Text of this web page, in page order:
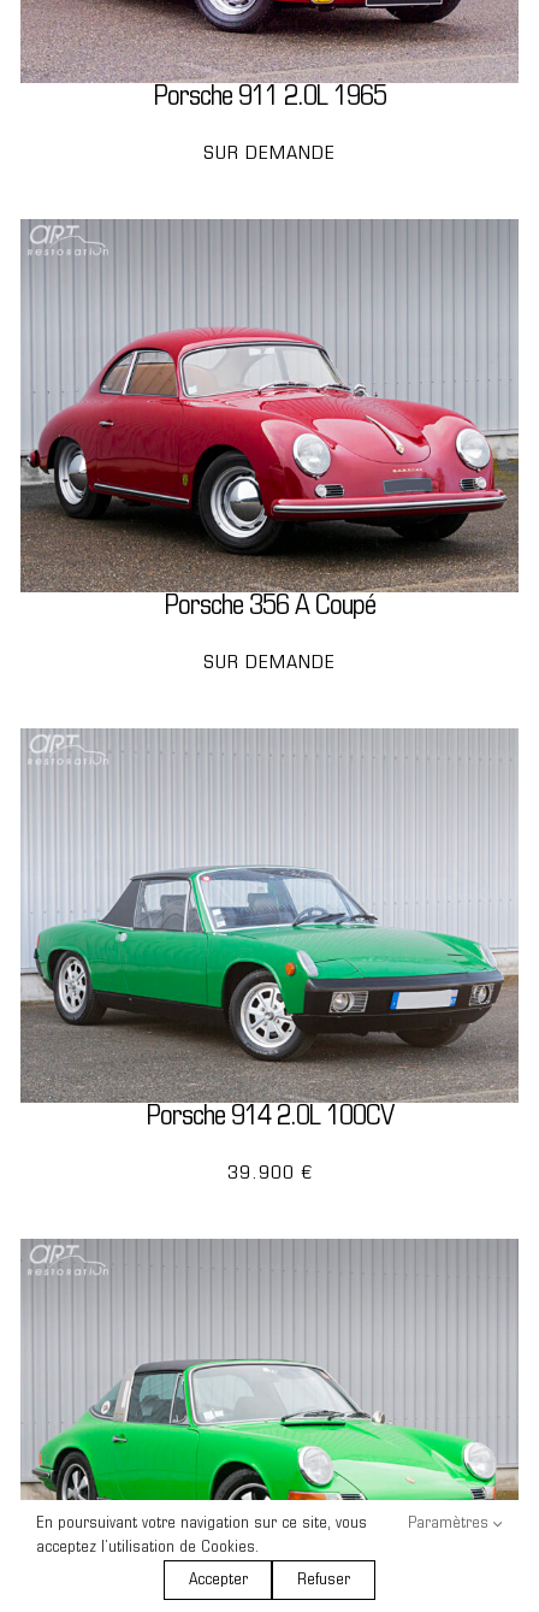
Porsche 911 2.0L 1965
SUR DEMANDE
Porsche 356 A Coupé
SUR DEMANDE
Porsche 914 2.0L 100CV
39.900 €
Jantes Entretien Contact
En poursuivant votre navigation sur ce site, vous
acceptez l’utilisation de Cookies.
Paramètres
Accepter Refuser